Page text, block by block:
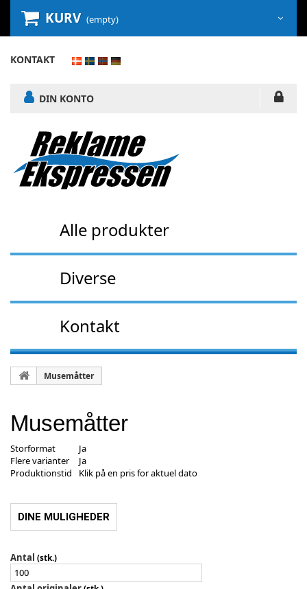
KURV (empty)
KONTAKT
DIN KONTO
Alle produkter
Diverse
Kontakt
Musemåtter
Musemåtter
Storformat
Ja
Flere varianter
Ja
Produktionstid
Klik på en pris for aktuel dato
DINE MULIGHEDER
Antal (stk.)